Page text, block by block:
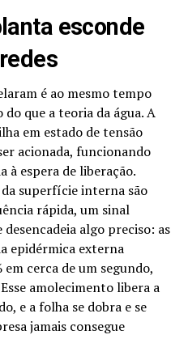
esconde
é ao mesmo tempo
que a teoria da água. A
em estado de tensão
acionada, funcionando
à espera de liberação.
superfície interna são
rápida, um sinal
algo preciso: as
epidérmica externa
cerca de um segundo,
amolecimento libera a
e a folha se dobra e se
jamais consegue